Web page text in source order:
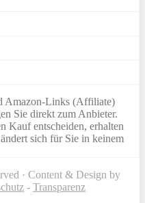
Amazon-Links (Affiliate)
Sie direkt zum Anbieter.
Kauf entscheiden, erhalten
sich für Sie in keinem
· Content & Design by
- Transparenz